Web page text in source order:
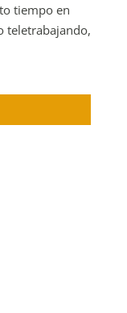
tiempo en
teletrabajando,